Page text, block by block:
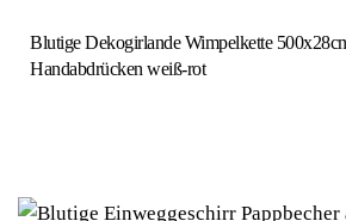
Blutige Dekogirlande Wimpelkette
Handabdrücken weiß-rot